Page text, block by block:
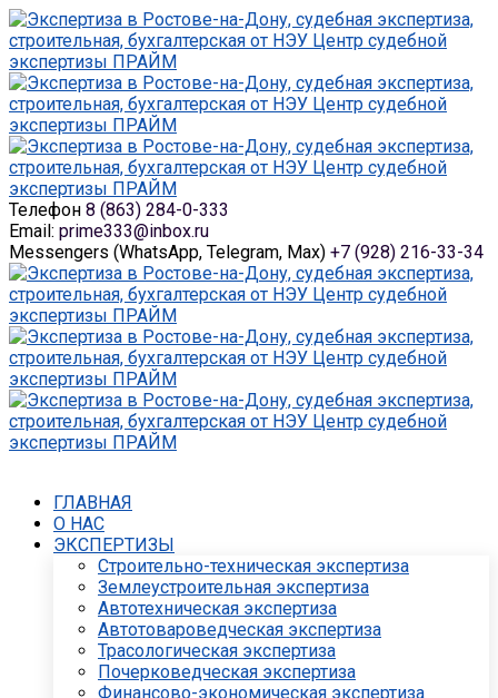
Телефон 8 (863) 284-0-333
Email: prime333@inbox.ru
Messengers (WhatsApp, Telegram, Max) +7 (928) 216-33-34
ГЛАВНАЯ
О НАС
ЭКСПЕРТИЗЫ
Строительно-техническая экспертиза
Землеустроительная экспертиза
Автотехническая экспертиза
Автотовароведческая экспертиза
Трасологическая экспертиза
Почерковедческая экспертиза
Финансово-экономическая экспертиза